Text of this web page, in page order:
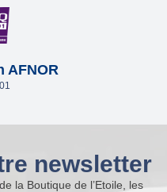
AFNOR
newsletter
la Boutique de l’Etoile, les